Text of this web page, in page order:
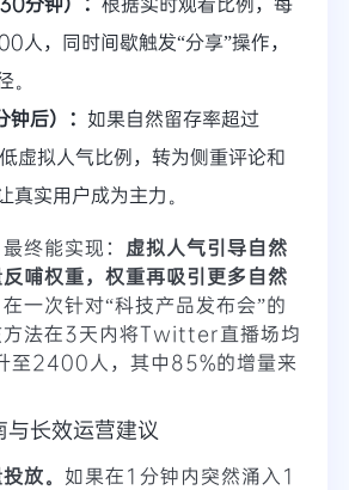
人，同时间歇触发“分享”操作，
后）： 如果自然留存率超过
虚拟人气比例，转为侧重评论和
真实用户成为主力。
终能实现： 虚拟人气引导自然
哺权重，权重再吸引更多自然
一次针对“科技产品发布会”的
方法在3天内将Twitter直播场均
至2400人，其中85%的增量来
与长效运营建议
放。 如果在1分钟内突然涌入1